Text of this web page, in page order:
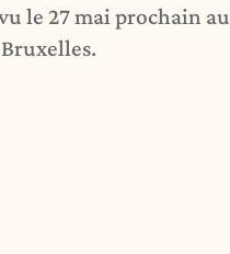
le 27 mai prochain au